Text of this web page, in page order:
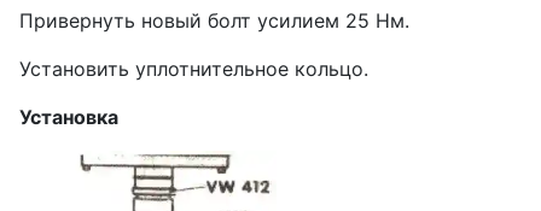
Привернуть новый болт усилием 25 Нм.
Установить уплотнительное кольцо.
Установка